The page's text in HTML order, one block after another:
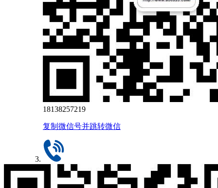
18138257219
复制微信号并跳转微信